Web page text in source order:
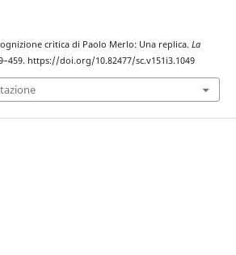
critica di Paolo Merlo: Una replica. La
https://doi.org/10.82477/sc.v151i3.1049